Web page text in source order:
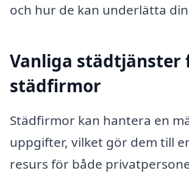
och hur de kan underlätta
Vanliga städtjänster
städfirmor
Städfirmor kan hantera en
uppgifter, vilket gör dem till
resurs för både